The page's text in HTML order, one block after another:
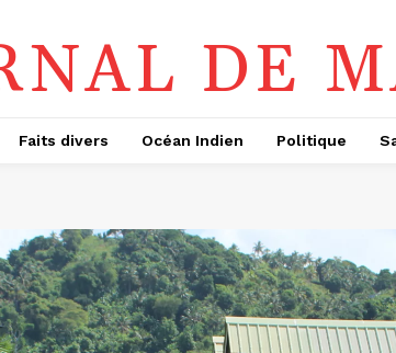
DE
Faits divers Océan Indien Politique